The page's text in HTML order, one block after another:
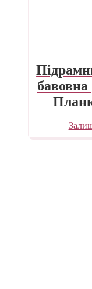
бавовна